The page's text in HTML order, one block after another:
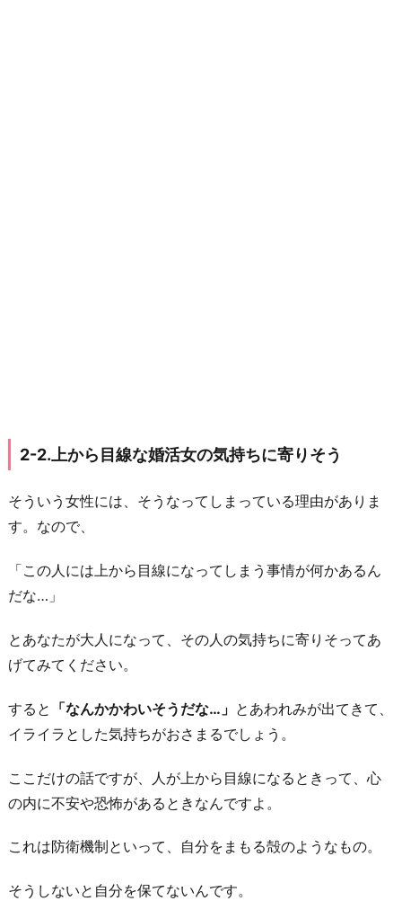
2-2.上から目線な婚活女の気持ちに寄りそう
そういう女性には、そうなってしまっている理由がありま
す。なので、
「この人には上から目線になってしまう事情が何かあるん
だな…」
とあなたが大人になって、その人の気持ちに寄りそってあ
げてみてください。
すると 「なんかかわいそうだな…」 とあわれみが出てきて、
イライラとした気持ちがおさまるでしょう。
ここだけの話ですが、人が上から目線になるときって、心
の内に不安や恐怖があるときなんですよ。
これは防衛機制といって、自分をまもる殻のようなもの。
そうしないと自分を保てないんです。